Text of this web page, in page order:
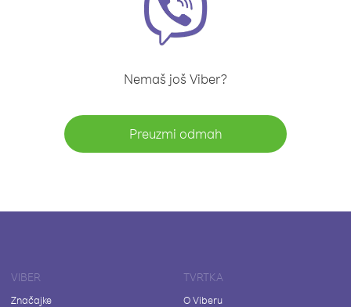
Nemaš još Viber?
Preuzmi odmah
VIBER
Značajke
TVRTKA
O Viberu